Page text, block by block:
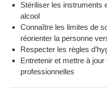
Stériliser les instruments
alcool
Connaître les limites de
réorienter la personne
Respecter les règles
Entretenir et mettre à
professionnelles